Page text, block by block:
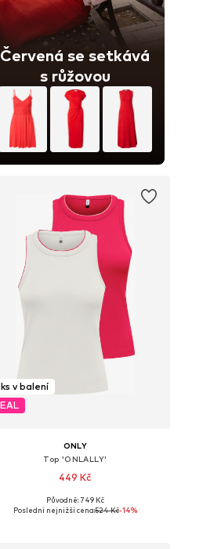
Červená se setkává
s růžovou
v balení
ONLY
Top 'ONLALLY'
449 Kč
Dostupné velikosti: XS, S, M, L
Původně: 749 Kč
Poslední nejnižší cena:524 Kč-14%